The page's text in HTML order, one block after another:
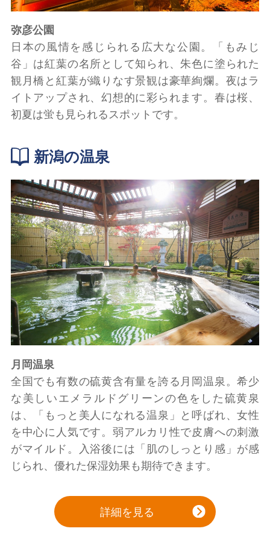
弥彦公園
日本の風情を感じられる広大な公園。「もみじ
谷」は紅葉の名所として知られ、朱色に塗られた
観月橋と紅葉が織りなす景観は豪華絢爛。夜はラ
イトアップされ、幻想的に彩られます。春は桜、
初夏は蛍も見られるスポットです。
新潟の温泉
月岡温泉
全国でも有数の硫黄含有量を誇る月岡温泉。希少
な美しいエメラルドグリーンの色をした硫黄泉
は、「もっと美人になれる温泉」と呼ばれ、女性
を中心に人気です。弱アルカリ性で皮膚への刺激
がマイルド。入浴後には「肌のしっとり感」が感
じられ、優れた保湿効果も期待できます。
詳細を見る